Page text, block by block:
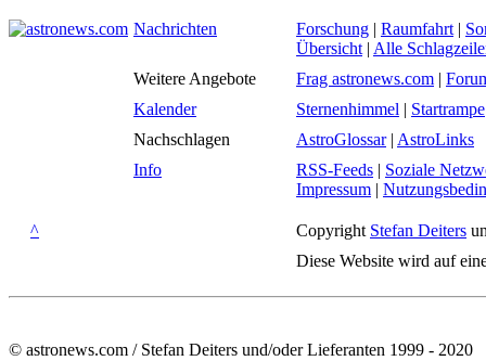
Nachrichten Forschung | Raumfahrt |
Übersicht | Alle
Weitere Angebote
Frag astronews.com |
Kalender
Sternenhimmel | Startrampe
Nachschlagen
AstroGlossar| AstroLinks
Info
RSS-Feeds | Soziale
Impressum |
^ Copyright Stefan Deiters
Diese Website wird auf
© astronews.com / Stefan Deiters und/oder Lieferanten 1999 - 2020